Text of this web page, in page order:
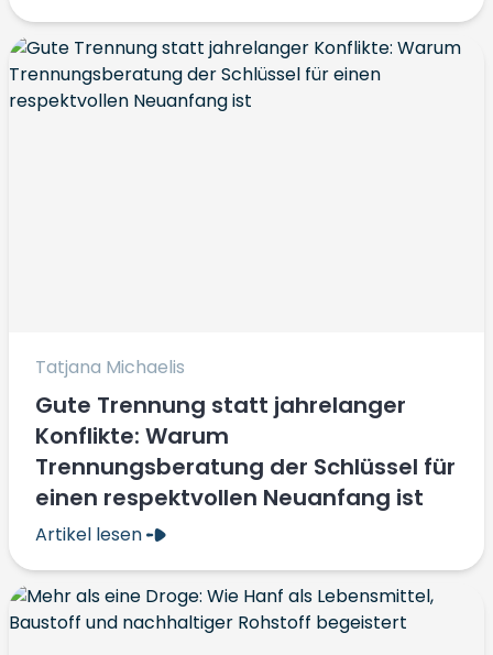
Tatjana Michaelis
Gute Trennung statt jahrelanger
Konflikte: Warum
Trennungsberatung der Schlüssel für
einen respektvollen Neuanfang ist
Artikel lesen